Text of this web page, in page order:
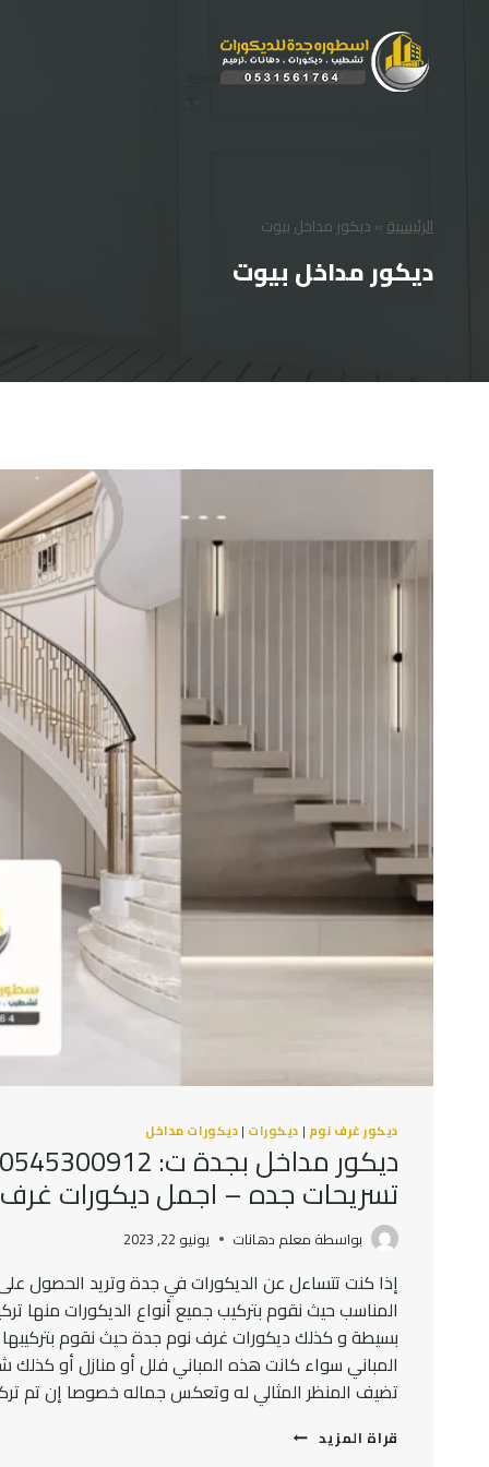
الرئيسية»ديكور مداخل بيوت
ديكور مداخل بيوت
ديكور غرف نوم | ديكورات |ديكورات مداخل
تسريحات جده – اجمل ديكورات
بواسطة معلم دهانات يونيو 22, 2023
إذا كنت تتساءل عن الديكورات في جدة وتريد الحصول
المناسب حيث نقوم بتركيب جميع أنواع الديكورات منها
بسيطة و كذلك ديكورات غرف نوم جدة حيث نقوم
المباني سواء كانت هذه المباني فلل أو منازل أو
تضيف المنظر المثالي له وتعكس جماله خصوصا إن تم
قراة المزيد ديكور